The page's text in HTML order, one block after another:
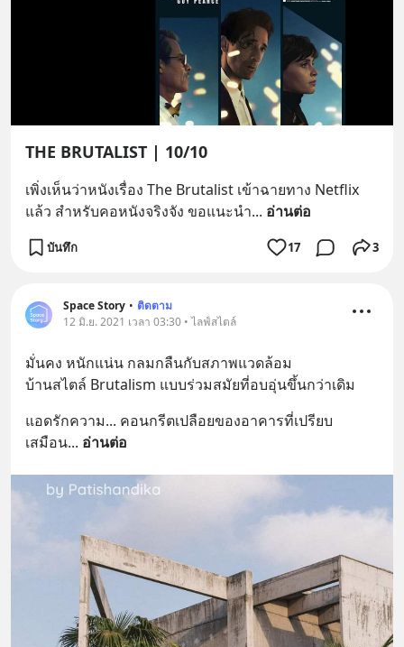
THE BRUTALIST | 10/10
เพิ่งเห็นว่าหนังเรื่อง The Brutalist เข้าฉายทาง Netflix
แล้ว สำหรับคอหนังจริงจัง ขอแนะนำ... อ่านต่อ
บันทึก 17 3
Space Story • ติดตาม
12 มิ.ย. 2021 เวลา 03:30 • ไลฟ์สไตล์
มั่นคง หนักแน่น กลมกลืนกับสภาพแวดล้อม
บ้านสไตล์ Brutalism แบบร่วมสมัยที่อบอุ่นขึ้นกว่าเดิม
แอดรักความ... คอนกรีตเปลือยของอาคารที่เปรียบ
เสมือน... อ่านต่อ